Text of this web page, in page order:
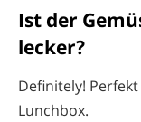
Ist der
lecker?
Definitely!
Lunchbox.